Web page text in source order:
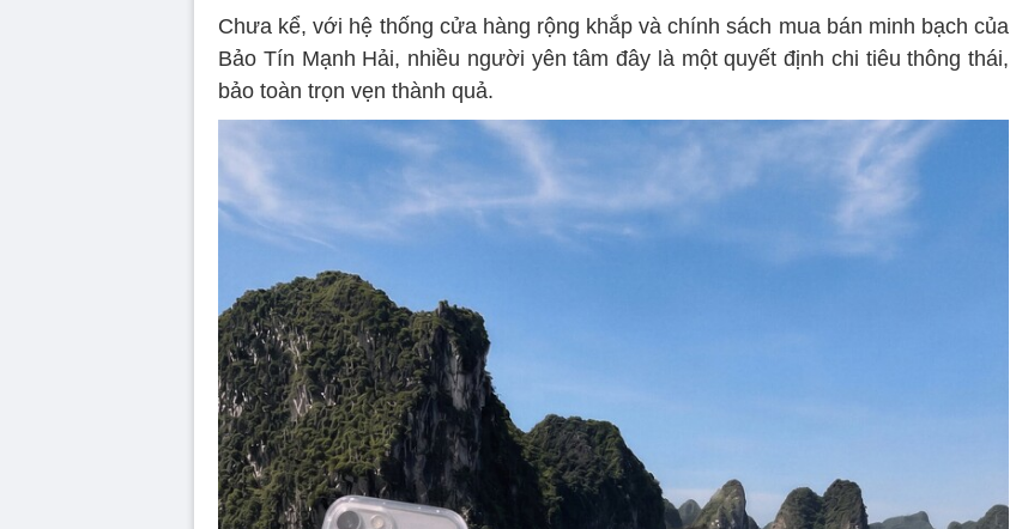
Chưa kể, với hệ thống cửa hàng rộng khắp và chính sách mua bán minh bạch của
Bảo Tín Mạnh Hải, nhiều người yên tâm đây là một quyết định chi tiêu thông thái,
bảo toàn trọn vẹn thành quả.